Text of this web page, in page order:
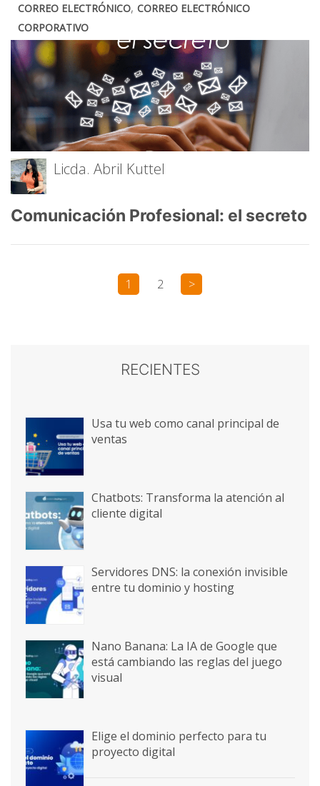
CORREO ELECTRÓNICO, CORREO ELECTRÓNICO
CORPORATIVO
Licda. Abril Kuttel
Comunicación Profesional: el secreto
1 2 >
RECIENTES
Usa tu web como canal principal de
ventas
Chatbots: Transforma la atención al
cliente digital
Servidores DNS: la conexión invisible
entre tu dominio y hosting
Nano Banana: La IA de Google que
está cambiando las reglas del juego
visual
Elige el dominio perfecto para tu
proyecto digital